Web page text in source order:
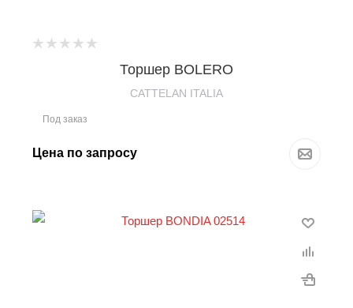
Торшер BOLERO
CATTELAN ITALIA
Под заказ
Цена по запросу